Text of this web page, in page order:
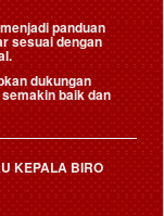
panduan
sesuai dengan
dukungan
baik dan
KEPALA BIRO